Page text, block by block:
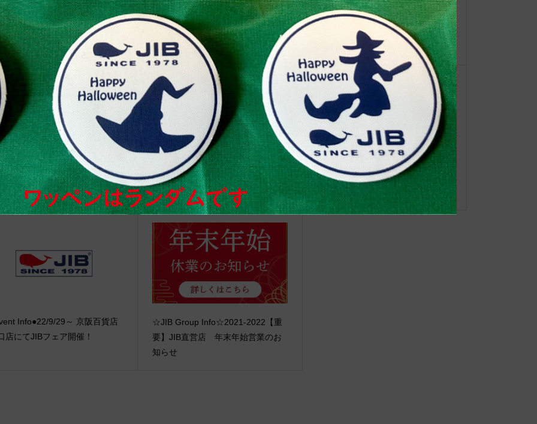
体アワード Bronze受賞
☆JIB Group Info☆20/9/28~【重
要】JIB本店・船坂店限定カラーオ
ーダーサービス休止...
今年の一文字ふりかえり
坂・朝ヨガのご案内(2025/4/
●Event Info●24/4/16～銀座伊東屋
横浜元町店にてJIBフェア開催！
◆web更新Info◆21/4/2~ 新着商品
“グラスグリーンシリーズ”
Info●22/9/29～ 京阪百貨店
店にてJIBフェア開催！
☆JIB Group Info☆2021-2022【重
要】JIB直営店 年末年始営業のお
知らせ